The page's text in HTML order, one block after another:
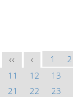
<< < 1 2
11
12 13
21
22 23